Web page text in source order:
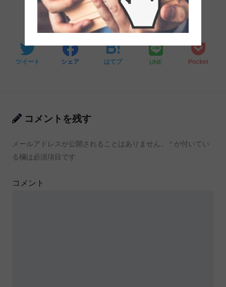
SHARE
ツイート シェア はてブ LINE Pocket
コメントを残す
メールアドレスが公開されることはありません。 * が付いてい
る欄は必須項目です
コメント